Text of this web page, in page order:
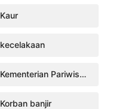
Kaur
kecelakaan
Kementerian Pariwisata
Korban banjir